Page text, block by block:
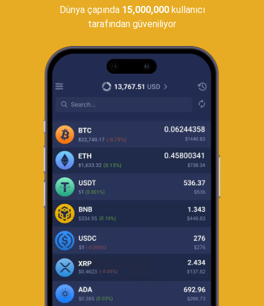
Dünya çapında 15,000,000kullanıcı
tarafından güveniliyor